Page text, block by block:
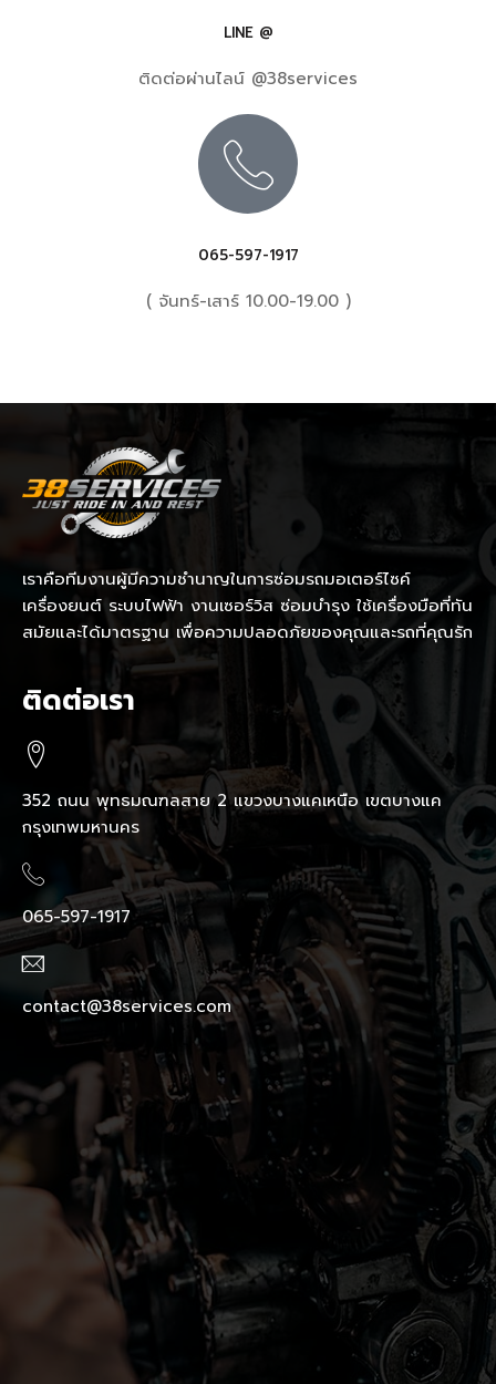
LINE @
ติดต่อผ่านไลน์ @38services
065-597-1917
( จันทร์-เสาร์ 10.00-19.00 )
เราคือทีมงานผู้มีความชำนาญในการซ่อมรถมอเตอร์ไซค์
เครื่องยนต์ ระบบไฟฟ้า งานเซอร์วิส ซ่อมบำรุง ใช้เครื่องมือที่ทัน
สมัยและได้มาตรฐาน เพื่อความปลอดภัยของคุณและรถที่คุณรัก
ติดต่อเรา
352 ถนน พุทธมณฑลสาย 2 แขวงบางแคเหนือ เขตบางแค
กรุงเทพมหานคร
065-597-1917
contact@38services.com